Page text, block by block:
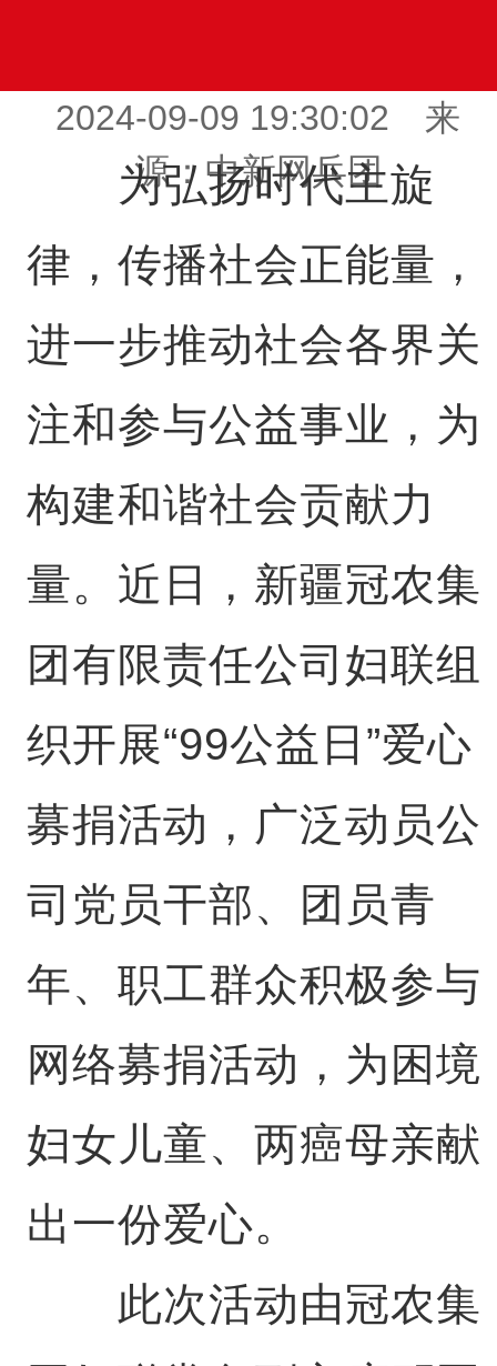
2024-09-09 19:30:02 来
源：中新网兵团
为弘扬时代主旋
律，传播社会正能量，
进一步推动社会各界关
注和参与公益事业，为
构建和谐社会贡献力
量。近日，新疆冠农集
团有限责任公司妇联组
织开展“99公益日”爱心
募捐活动，广泛动员公
司党员干部、团员青
年、职工群众积极参与
网络募捐活动，为困境
妇女儿童、两癌母亲献
出一份爱心。
此次活动由冠农集